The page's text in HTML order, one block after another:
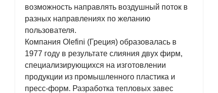
возможность направлять воздушный поток в
разных направлениях по желанию
пользователя.
Компания Olefini (Греция) образовалась в
1977 году в результате слияния двух фирм,
специализирующихся на изготовлении
продукции из промышленного пластика и
пресс-форм. Разработка тепловых завес